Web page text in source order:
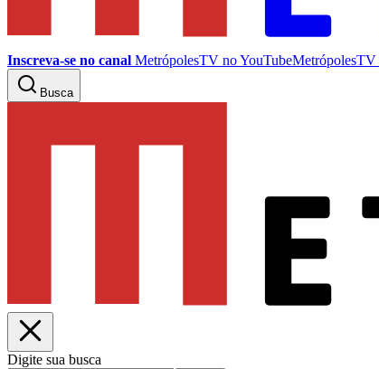
Inscreva-se no canal MetrópolesTV noYouTubeMetrópolesTV
Busca
Digite sua busca